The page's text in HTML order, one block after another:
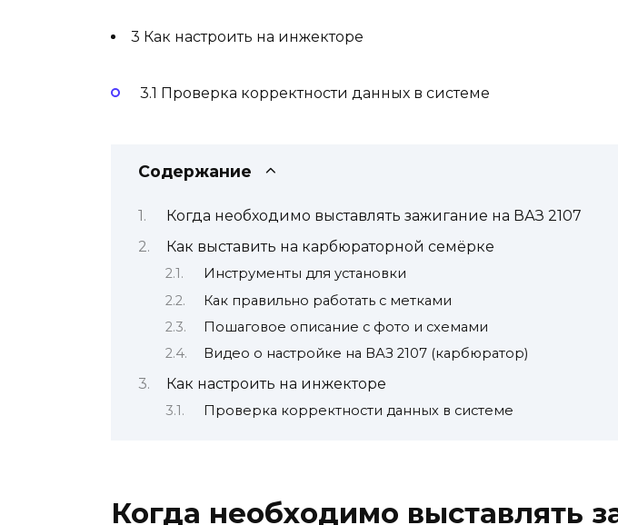
3 Как настроить на инжекторе
3.1 Проверка корректности данных в системе
Содержание
Когда необходимо выставлять зажигание на ВАЗ 2107
Как выставить на карбюраторной семёрке
Инструменты для установки
Как правильно работать с метками
Пошаговое описание с фото и схемами
Видео о настройке на ВАЗ 2107 (карбюратор)
Как настроить на инжекторе
Проверка корректности данных в системе
Когда необходимо выставлять